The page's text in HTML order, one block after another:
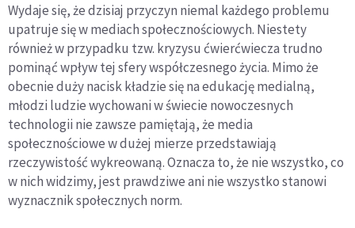
Wydaje się, że dzisiaj przyczyn niemal każdego problemu
upatruje się w mediach społecznościowych. Niestety
również w przypadku tzw. kryzysu ćwierćwiecza trudno
pominąć wpływ tej sfery współczesnego życia. Mimo że
obecnie duży nacisk kładzie się na edukację medialną,
młodzi ludzie wychowani w świecie nowoczesnych
technologii nie zawsze pamiętają, że media
społecznościowe w dużej mierze przedstawiają
rzeczywistość wykreowaną. Oznacza to, że nie wszystko, co
w nich widzimy, jest prawdziwe ani nie wszystko stanowi
wyznacznik społecznych norm.